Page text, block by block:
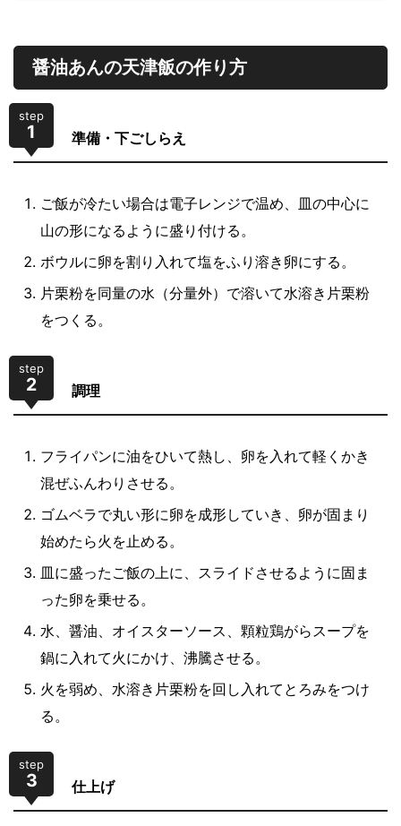
醤油あんの天津飯の作り方
step
1 準備・下ごしらえ
ご飯が冷たい場合は電子レンジで温め、皿の中心に
山の形になるように盛り付ける。
ボウルに卵を割り入れて塩をふり溶き卵にする。
片栗粉を同量の水（分量外）で溶いて水溶き片栗粉
をつくる。
step
2 調理
フライパンに油をひいて熱し、卵を入れて軽くかき
混ぜふんわりさせる。
ゴムベラで丸い形に卵を成形していき、卵が固まり
始めたら火を止める。
皿に盛ったご飯の上に、スライドさせるように固ま
った卵を乗せる。
水、醤油、オイスターソース、顆粒鶏がらスープを
鍋に入れて火にかけ、沸騰させる。
火を弱め、水溶き片栗粉を回し入れてとろみをつけ
る。
step
3 仕上げ